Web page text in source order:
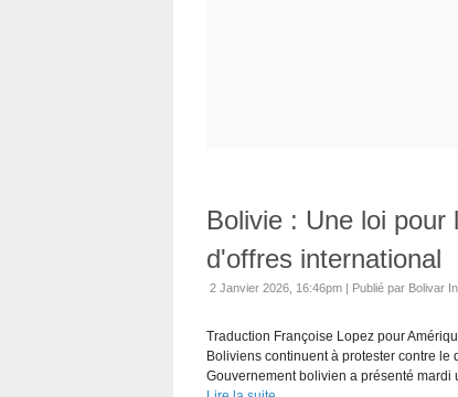
Bolivie : Une loi
d'offres international
2 Janvier 2026, 16:46pm | Publié par Bolivar
Traduction Françoise Lopez pour
Boliviens continuent à protester contre
Gouvernement bolivien a présenté mardi